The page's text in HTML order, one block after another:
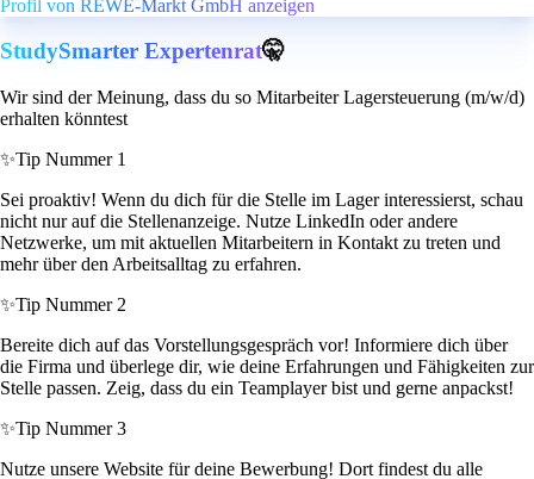
Profil von REWE-Markt GmbH anzeigen
StudySmarter Expertenrat🤫
Wir sind der Meinung, dass du so Mitarbeiter Lagersteuerung (m/w/d)
erhalten könntest
✨Tip Nummer 1
Sei proaktiv! Wenn du dich für die Stelle im Lager interessierst, schau
nicht nur auf die Stellenanzeige. Nutze LinkedIn oder andere
Netzwerke, um mit aktuellen Mitarbeitern in Kontakt zu treten und
mehr über den Arbeitsalltag zu erfahren.
✨Tip Nummer 2
Bereite dich auf das Vorstellungsgespräch vor! Informiere dich über
die Firma und überlege dir, wie deine Erfahrungen und Fähigkeiten zur
Stelle passen. Zeig, dass du ein Teamplayer bist und gerne anpackst!
✨Tip Nummer 3
Nutze unsere Website für deine Bewerbung! Dort findest du alle